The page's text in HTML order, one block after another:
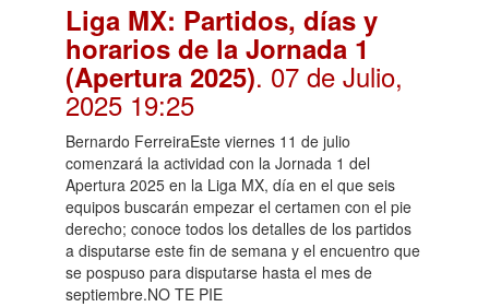
Liga MX: Partidos, días y
horarios de la Jornada 1
(Apertura 2025). 07 de Julio,
2025 19:25
Bernardo FerreiraEste viernes 11 de julio
comenzará la actividad con la Jornada 1 del
Apertura 2025 en la Liga MX, día en el que seis
equipos buscarán empezar el certamen con el pie
derecho; conoce todos los detalles de los partidos
a disputarse este fin de semana y el encuentro que
se pospuso para disputarse hasta el mes de
septiembre.NO TE PIE